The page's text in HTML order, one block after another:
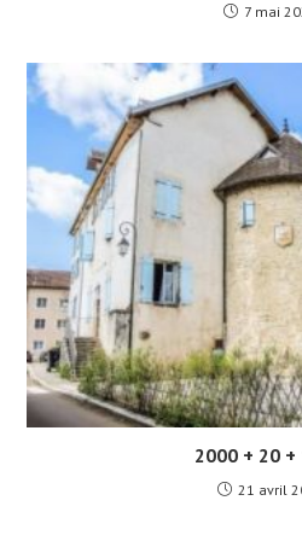
7 mai
2000 + 20
21 avril